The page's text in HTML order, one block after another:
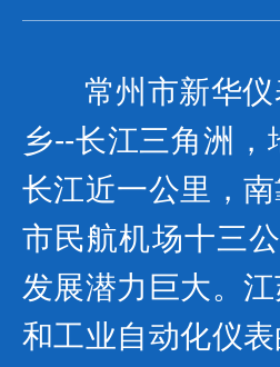
常州市新华
乡--长江三角洲
长江近一公里，
市民航机场十三
发展潜力巨大。
和工业自动化仪